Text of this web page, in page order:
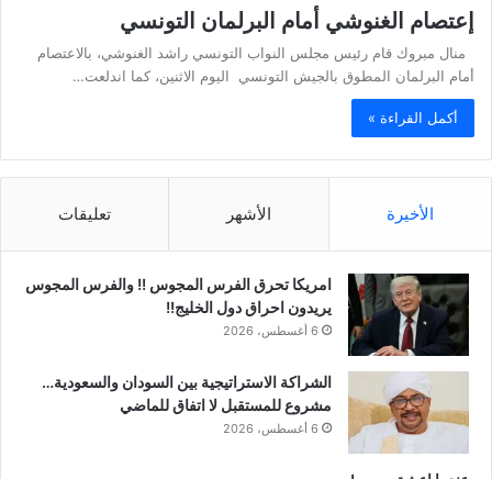
إعتصام الغنوشي أمام البرلمان التونسي
منال مبروك قام رئيس مجلس النواب التونسي راشد الغنوشي، بالاعتصام
أمام البرلمان المطوق بالجيش التونسي اليوم الاثنين، كما اندلعت…
أكمل القراءة »
الأخيرة الأشهر تعليقات
امريكا تحرق الفرس المجوس !! والفرس المجوس
يريدون احراق دول الخليج!!
6 أغسطس، 2026
الشراكة الاستراتيجية بين السودان والسعودية…
مشروع للمستقبل لا اتفاق للماضي
6 أغسطس، 2026